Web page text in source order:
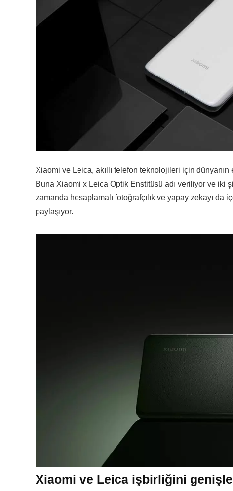
Xiaomi ve Leica, akıllı telefon teknolojileri için
Buna Xiaomi x Leica Optik Enstitüsü adı veriliyor ve iki
zamanda hesaplamalı fotoğrafçılık ve yapay zekayı da
paylaşıyor.
Xiaomi ve Leica işbirliğini